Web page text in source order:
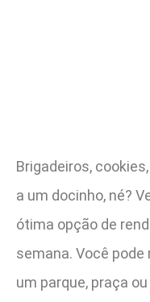
Brigadeiros,
a um docinho, né?
ótima opção de
semana. Você
um parque, praça